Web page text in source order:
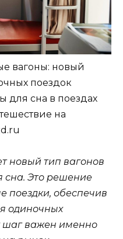
вагоны: новый
поездок
для сна в поездах
на
новый тип вагонов
сна. Это решение
поездки, обеспечив
одиночных
шаг важен именно